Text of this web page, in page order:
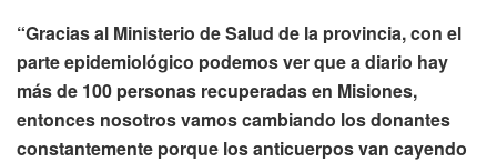
“Gracias al Ministerio de Salud de la provincia, con el
parte epidemiológico podemos ver que a diario hay
más de 100 personas recuperadas en Misiones,
entonces nosotros vamos cambiando los donantes
constantemente porque los anticuerpos van cayendo